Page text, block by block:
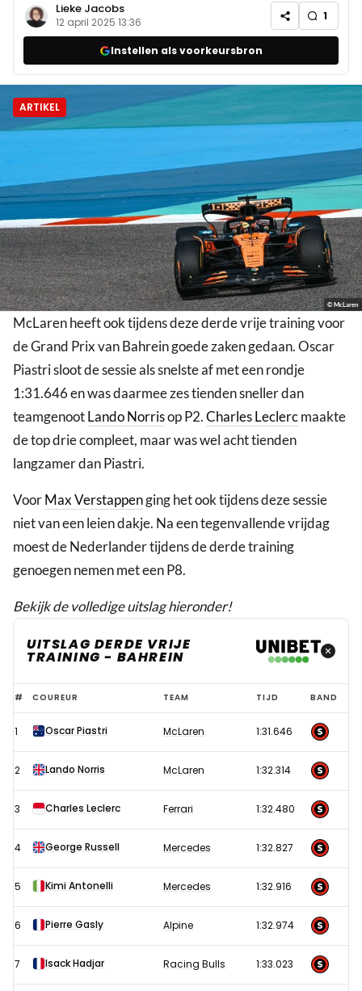
Lieke Jacobs
12 april 2025 13:36 1
Instellen als voorkeursbron
ARTIKEL
© McLaren
McLaren heeft ook tijdens deze derde vrije training voor
de Grand Prix van Bahrein goede zaken gedaan. Oscar
Piastri sloot de sessie als snelste af met een rondje
1:31.646 en was daarmee zes tienden sneller dan
teamgenootLando Norrisop P2.Charles Leclercmaakte
de top drie compleet, maar was wel acht tienden
langzamer dan Piastri.
VoorMax Verstappenging het ook tijdens deze sessie
niet van een leien dakje. Na een tegenvallende vrijdag
moest de Nederlander tijdens de derde training
genoegen nemen met een P8.
Bekijk de volledige uitslag hieronder!
UITSLAG DERDE VRIJE
TRAINING - BAHREIN
Uitslag
derde
vrije
training
1
GP
Bahrein
2025
# COUREUR TEAM TIJD BAND
1 Oscar Piastri McLaren 1:31.646
2 Lando Norris McLaren 1:32.314
3 Charles Leclerc Ferrari 1:32.480
4 George Russell Mercedes 1:32.827
5 Kimi Antonelli Mercedes 1:32.916
6 Pierre Gasly Alpine 1:32.974
7 Isack Hadjar Racing Bulls 1:33.023